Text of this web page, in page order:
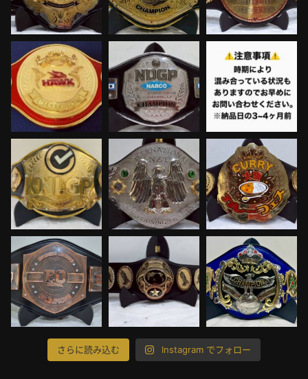
さらに読み込む Instagram でフォロー